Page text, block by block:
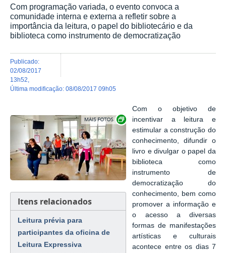
Com programação variada, o evento convoca a
comunidade interna e externa a refletir sobre a
importância da leitura, o papel do bibliotecário e da
biblioteca como instrumento de democratização
publicado:
02/08/2017
13h52
última modificação: 08/08/2017 09h05
Exibir carrossel de imagens
Itens relacionados
Leitura prévia para
participantes da oficina de
Leitura Expressiva
Com o objetivo de
incentivar a leitura e
estimular a construção do
conhecimento, difundir o
livro e divulgar o papel da
biblioteca como
instrumento de
democratização do
conhecimento, bem como
promover a informação e
o acesso a diversas
formas de manifestações
artísticas e culturais
acontece entre os dias 7